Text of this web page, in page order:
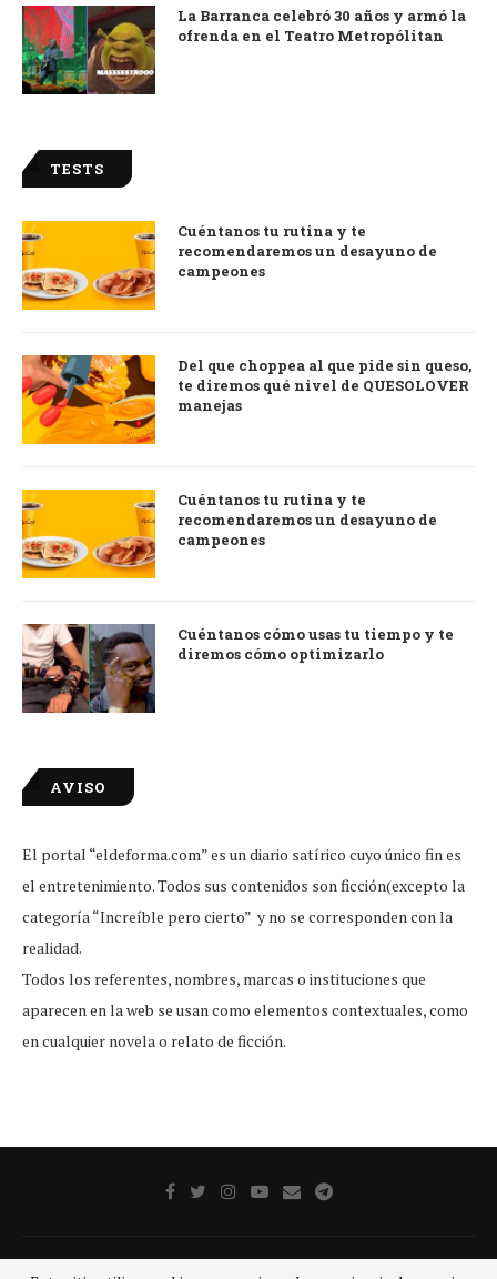
La Barranca celebró 30 años y armó la
ofrenda en el Teatro Metropólitan
TESTS
Cuéntanos tu rutina y te
recomendaremos un desayuno de
campeones
Del que choppea al que pide sin queso,
te diremos qué nivel de QUESOLOVER
manejas
Cuéntanos tu rutina y te
recomendaremos un desayuno de
campeones
Cuéntanos cómo usas tu tiempo y te
diremos cómo optimizarlo
AVISO
El portal “eldeforma.com” es un diario satírico cuyo único fin es
el entretenimiento. Todos sus contenidos son ficción(excepto la
categoría “Increíble pero cierto” y no se corresponden con la
realidad.
Todos los referentes, nombres, marcas o instituciones que
aparecen en la web se usan como elementos contextuales, como
en cualquier novela o relato de ficción.